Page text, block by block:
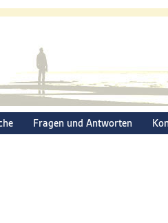
Fragen und Antworten